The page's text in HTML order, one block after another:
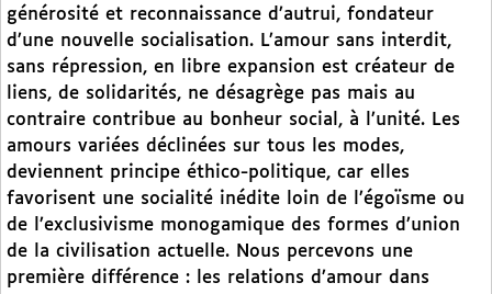
générosité et reconnaissance d’autrui, fondateur
d’une nouvelle socialisation. L’amour sans interdit,
sans répression, en libre expansion est créateur de
liens, de solidarités, ne désagrège pas mais au
contraire contribue au bonheur social, à l’unité. Les
amours variées déclinées sur tous les modes,
deviennent principe éthico-politique, car elles
favorisent une socialité inédite loin de l’égoïsme ou
de l’exclusivisme monogamique des formes d’union
de la civilisation actuelle. Nous percevons une
première différence : les relations d’amour dans